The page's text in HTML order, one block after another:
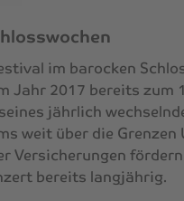
im barocken
Jahr 2017 bereits zum
jährlich
weit über die Grenzen
Versicherungen
bereits langjährig.